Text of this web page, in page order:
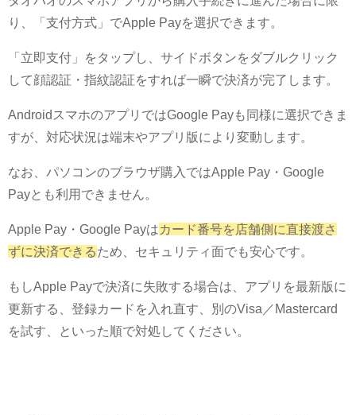
り、「支付方式」でApple Payを選択できます。
「立即支付」をタップし、サイドボタンをダブルクリック
して顔認証・指紋認証をすれば一瞬で決済が完了します。
AndroidスマホのアプリではGoogle Payも同様に選択できま
すが、対応状況は端末やアプリ版により変動します。
なお、パソコンのブラウザ購入ではApple Pay・Google
Payとも利用できません。
Apple Pay・Google Payはカード番号を店舗側に直接渡さ
ずに決済できるため、セキュリティ面でも安心です。
もしApple Payで決済に失敗する場合は、アプリを最新版に
更新する、登録カードを入れ直す、別のVisa／Mastercard
を試す、といった順で対処してください。